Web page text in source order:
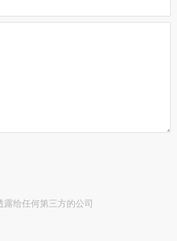
给任何第三方的公司